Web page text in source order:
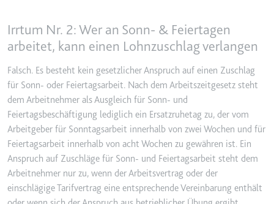
Zweck:
Wird verwendet, um die Effizienz
der Werbeaktivitäten der Website
zu messen, indem Daten über die
Conversion-Rate der Anzeigen der
Website über mehrere Websites
hinweg gesammelt werden.
Ablauf:
3 Monate
Typ:
HTTP-Cookie
_gcl_ls
Irrtum Nr. 2: Wer an Sonn- & Feiertagen
arbeitet, kann einen Lohnzuschlag verlangen
Falsch. Es besteht kein gesetzlicher Anspruch auf einen Zuschlag
für Sonn- oder Feiertagsarbeit. Nach dem Arbeitszeitgesetz steht
dem Arbeitnehmer als Ausgleich für Sonn- und
Feiertagsbeschäftigung lediglich ein Ersatzruhetag zu, der vom
Arbeitgeber für Sonntagsarbeit innerhalb von zwei Wochen und für
Feiertagsarbeit innerhalb von acht Wochen zu gewähren ist. Ein
Anspruch auf Zuschläge für Sonn- und Feiertagsarbeit steht dem
Arbeitnehmer nur zu, wenn der Arbeitsvertrag oder der
einschlägige Tarifvertrag eine entsprechende Vereinbarung enthält